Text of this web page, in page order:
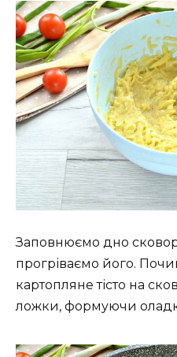
Заповнюємо дно
прогріваємо його.
картопляне тісто на
ложки, формуючи